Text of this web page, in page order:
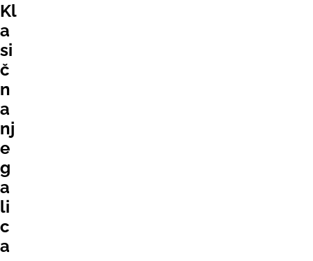
Kl
a
si
č
n
a
nj
e
g
a
li
c
a